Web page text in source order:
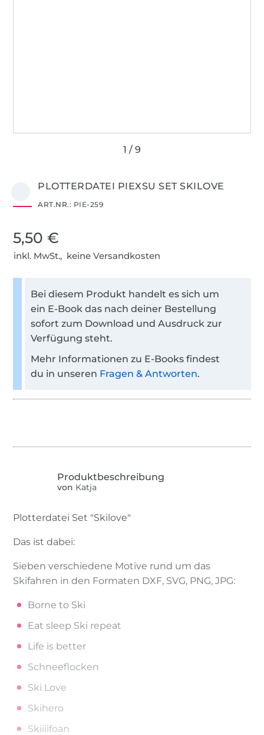
PLOTTERDATEI PIEXSU SET SKILOVE
ART.NR.: PIE-259
5,50 €
inkl. MwSt., keine Versandkosten
Bei diesem Produkt handelt es sich um
ein E-Book das nach deiner Bestellung
sofort zum Download und Ausdruck zur
Verfügung steht.
Mehr Informationen zu E-Books findest
du in unseren Fragen & Antworten.
von Katja
Plotterdatei Set "Skilove"
Das ist dabei:
Sieben verschiedene Motive rund um das
Skifahren in den Formaten DXF, SVG, PNG, JPG:
Borne to Ski
Eat sleep Ski repeat
Life is better
Schneeflocken
Ski Love
Skihero
Skiiiifoan